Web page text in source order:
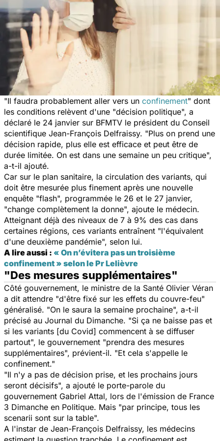
"Il faudra probablement aller vers un confinement" dont
les conditions relèvent d'une "décision politique", a
déclaré le 24 janvier sur BFMTV le président du Conseil
scientifique Jean-François Delfraissy. "Plus on prend une
décision rapide, plus elle est efficace et peut être de
durée limitée. On est dans une semaine un peu critique",
a-t-il ajouté.
Car sur le plan sanitaire, la circulation des variants, qui
doit être mesurée plus finement après une nouvelle
enquête "flash", programmée le 26 et le 27 janvier,
"change complètement la donne", ajoute le médecin.
Atteignant déjà des niveaux de 7 à 9% des cas dans
certaines régions, ces variants entraînent "l'équivalent
d'une deuxième pandémie", selon lui.
A lire aussi : « On n’évitera pas un troisième
confinement » selon le Pr Lelièvre
"Des mesures supplémentaires"
Côté gouvernement, le ministre de la Santé Olivier Véran
a dit attendre "d'être fixé sur les effets du couvre-feu"
généralisé. "On le saura la semaine prochaine", a-t-il
précisé au Journal du Dimanche. "Si ça ne baisse pas et
si les variants [du Covid] commencent à se diffuser
partout", le gouvernement "prendra des mesures
supplémentaires", prévient-il. "Et cela s'appelle le
confinement."
"Il n'y a pas de décision prise, et les prochains jours
seront décisifs", a ajouté le porte-parole du
gouvernement Gabriel Attal, lors de l'émission de France
3 Dimanche en Politique. Mais "par principe, tous les
scenarii sont sur la table".
A l'instar de Jean-François Delfraissy, les médecins